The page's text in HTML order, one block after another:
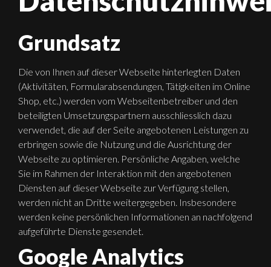
Grundsatz
Die von Ihnen auf dieser Webseite hinterlegten Daten
(Aktivitäten, Formularabsendungen, Tätigkeiten im Online
Shop, etc.) werden vom Webseitenbetreiber und den
beteiligten Umsetzungspartnern ausschliesslich dazu
verwendet, die auf der Seite angebotenen Leistungen zu
erbringen sowie die Nutzung und die Ausrichtung der
Webseite zu optimieren. Persönliche Angaben, welche
Sie im Rahmen der Interaktion mit den angebotenen
Diensten auf dieser Webseite zur Verfügung stellen,
werden nicht an Dritte weitergegeben. Insbesondere
werden keine persönlichen Informationen an nachfolgend
aufgeführte Dienste gesendet.
Google Analytics